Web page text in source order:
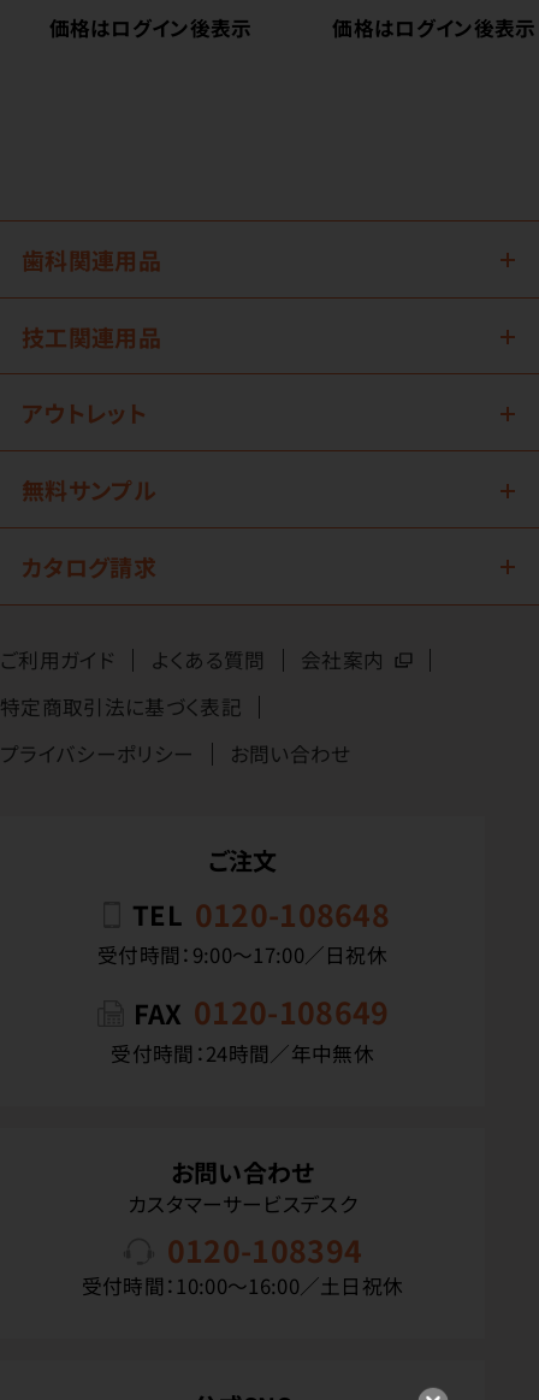
価格はログイン後表示
価格はログイン後表示
歯科関連用品
技工関連用品
アウトレット
無料サンプル
カタログ請求
ご利用ガイド よくある質問
会社案内
特定商取引法に基づく表記
プライバシーポリシー
お問い合わせ
ご注文
TEL 0120-108648
受付時間：9:00〜17:00／日祝休
FAX 0120-108649
受付時間：24時間／年中無休
お問い合わせ
カスタマーサービスデスク
0120-108394
受付時間：10:00〜16:00／土日祝休